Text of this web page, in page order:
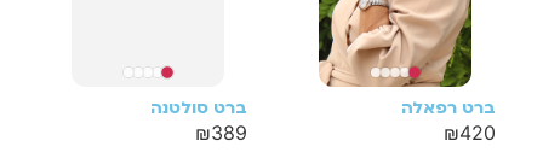
ברט רפאלה
₪420
ברט סולטנה
₪389